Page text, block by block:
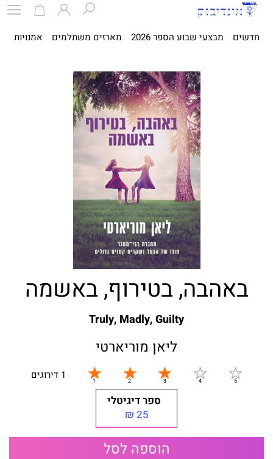
חדשים מבצעי שבוע הספר 2026 מארזים משתלמים אמנויות
באהבה, בטירוף, באשמה
Truly, Madly, Guilty
ליאן מוריארטי
1 דירוגים
ספר דיגיטלי
25 ₪
הוספה לסל